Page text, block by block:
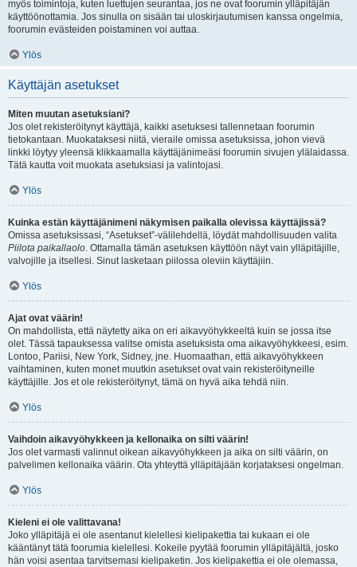
myös toimintoja, kuten luettujen seurantaa, jos ne ovat foorumin ylläpitäjän
käyttöönottamia. Jos sinulla on sisään tai uloskirjautumisen kanssa ongelmia,
foorumin evästeiden poistaminen voi auttaa.
Ylös
Käyttäjän asetukset
Miten muutan asetuksiani?
Jos olet rekisteröitynyt käyttäjä, kaikki asetuksesi tallennetaan foorumin
tietokantaan. Muokataksesi niitä, vieraile omissa asetuksissa, johon vievä
linkki löytyy yleensä klikkaamalla käyttäjänimeäsi foorumin sivujen ylälaidassa.
Tätä kautta voit muokata asetuksiasi ja valintojasi.
Ylös
Kuinka estän käyttäjänimeni näkymisen paikalla olevissa käyttäjissä?
Omissa asetuksissasi, “Asetukset”-välilehdellä, löydät mahdollisuuden valita
Piilota paikallaolo. Ottamalla tämän asetuksen käyttöön näyt vain ylläpitäjille,
valvojille ja itsellesi. Sinut lasketaan piilossa oleviin käyttäjiin.
Ylös
Ajat ovat väärin!
On mahdollista, että näytetty aika on eri aikavyöhykkeeltä kuin se jossa itse
olet. Tässä tapauksessa valitse omista asetuksista oma aikavyöhykkeesi, esim.
Lontoo, Pariisi, New York, Sidney, jne. Huomaathan, että aikavyöhykkeen
vaihtaminen, kuten monet muutkin asetukset ovat vain rekisteröityneille
käyttäjille. Jos et ole rekisteröitynyt, tämä on hyvä aika tehdä niin.
Ylös
Vaihdoin aikavyöhykkeen ja kellonaika on silti väärin!
Jos olet varmasti valinnut oikean aikavyöhykkeen ja aika on silti väärin, on
palvelimen kellonaika väärin. Ota yhteyttä ylläpitäjään korjataksesi ongelman.
Ylös
Kieleni ei ole valittavana!
Joko ylläpitäjä ei ole asentanut kielellesi kielipakettia tai kukaan ei ole
kääntänyt tätä foorumia kielellesi. Kokeile pyytää foorumin ylläpitäjältä, josko
hän voisi asentaa tarvitsemasi kielipaketin. Jos kielipakettia ei ole olemassa,